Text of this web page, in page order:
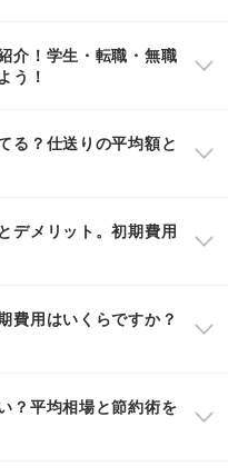
介！学生・転職・無職
う！
る？仕送りの平均額と
デメリット。初期費用
費用はいくらですか？
？平均相場と節約術を